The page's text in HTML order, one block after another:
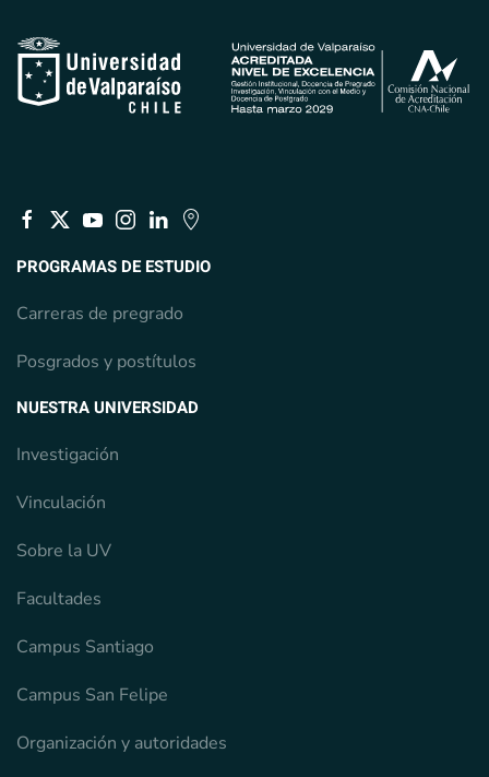
PROGRAMAS DE ESTUDIO
Carreras de pregrado
Posgrados y postítulos
NUESTRA UNIVERSIDAD
Investigación
Vinculación
Sobre la UV
Facultades
Campus Santiago
Campus San Felipe
Organización y autoridades